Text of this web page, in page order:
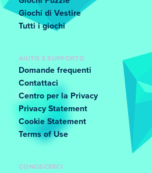
Giochi di Vestire
Tutti i giochi
AIUTO E SUPPORTO
Domande frequenti
Contattaci
Centro per la Privacy
Privacy Statement
Cookie Statement
Terms of Use
CONOSCERCI